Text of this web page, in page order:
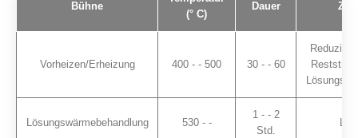
Bühne
(° C)
Dauer
Vorheizen/Erheizung 400 - - 500 30 - - 60
Lösungswärmebehandlung 530 - -
1 - - 2
Std.